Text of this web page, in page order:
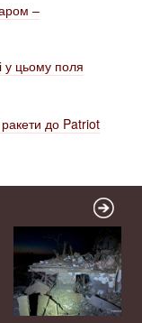
–
у цьому поля
до Patriot